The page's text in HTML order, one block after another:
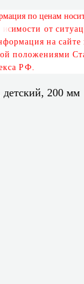
мация по ценам носи
висимости от ситуац
формация на сайте
ой положениями Ст
кса РФ.
детский, 200 мм